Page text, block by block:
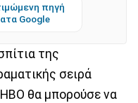
πηγή
Google
της
σειρά
θα μπορούσε να